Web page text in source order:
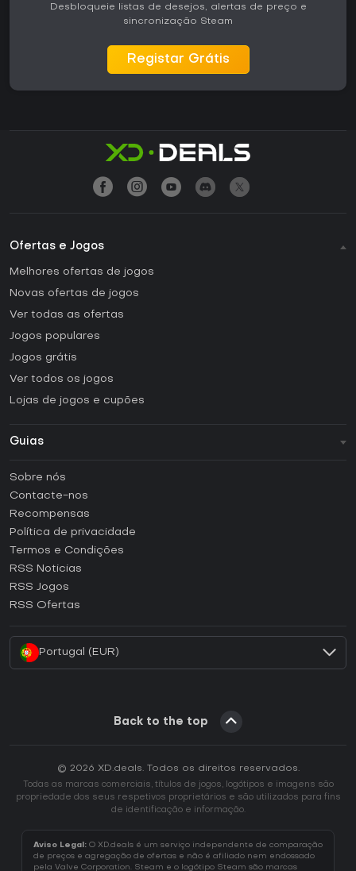
Desbloqueie listas de desejos, alertas de preço e
sincronização Steam
Registar Grátis
Ofertas e Jogos
Melhores ofertas de jogos
Novas ofertas de jogos
Ver todas as ofertas
Jogos populares
Jogos grátis
Ver todos os jogos
Lojas de jogos e cupões
Guias
Como ativar uma CD Key Steam?
Como ativar uma CD Key Epic Games?
Como ativar uma CD Key GOG?
Como ativar uma CD Key Ubisoft Connect?
Sobre nós
Contacte-nos
Recompensas
Política de privacidade
Termos e Condições
RSS Noticias
RSS Jogos
RSS Ofertas
Portugal (EUR)
Back to the top
© 2026 XD.deals. Todos os direitos reservados.
Todas as marcas comerciais, títulos de jogos, logótipos e imagens são
propriedade dos seus respetivos proprietários e são utilizados para fins
de identificação e informação.
Aviso Legal: O XD.deals é um serviço independente de comparação
de preços e agregação de ofertas e não é afiliado nem endossado
pela Valve Corporation. Steam e o logótipo Steam são marcas